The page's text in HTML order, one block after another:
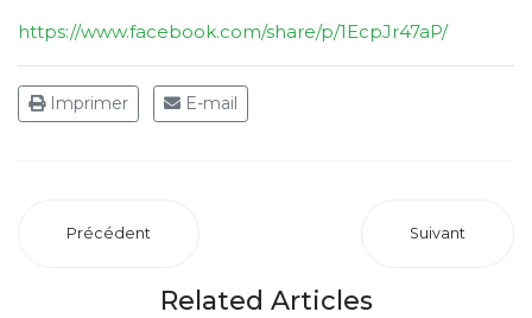
https://www.facebook.com/share/p/1EcpJr47aP/
Imprimer E-mail
Précédent Suivant
Related Articles